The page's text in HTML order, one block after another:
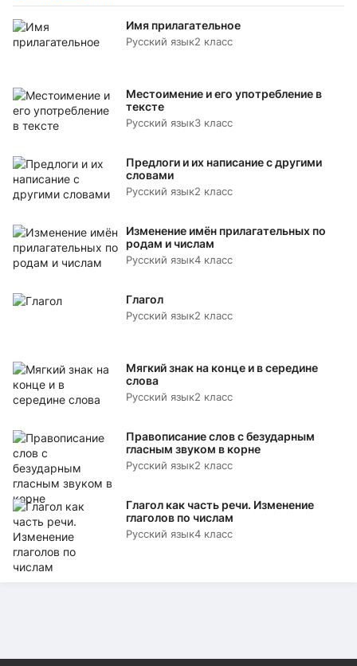
Имя прилагательное
Русский язык2 класс
Местоимение и его употребление в
тексте
Русский язык3 класс
Предлоги и их написание с другими
словами
Русский язык2 класс
Изменение имён прилагательных по
родам и числам
Русский язык4 класс
Глагол
Русский язык2 класс
Мягкий знак на конце и в середине
слова
Русский язык2 класс
Правописание слов с безударным
гласным звуком в корне
Русский язык2 класс
Глагол как часть речи. Изменение
глаголов по числам
Русский язык4 класс